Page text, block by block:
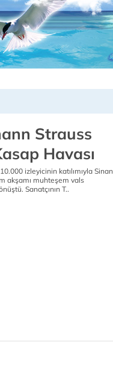
Strauss
Havası
izleyicinin katılımıyla Sinan
akşamı muhteşem vals
Sanatçının T..